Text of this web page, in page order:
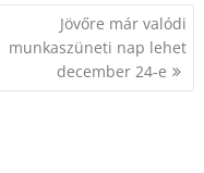
Jövőre már valódi
munkaszüneti nap lehet
december 24-e